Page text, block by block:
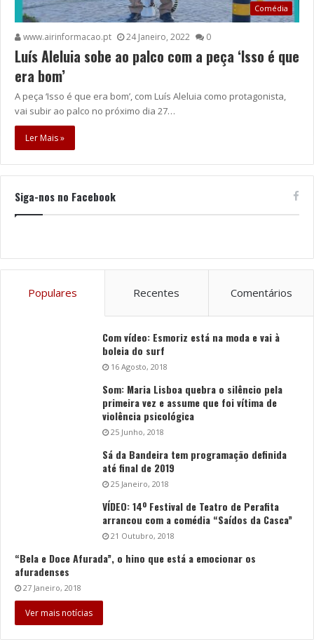
Comédia
www.airinformacao.pt 24 Janeiro, 2022 0
Luís Aleluia sobe ao palco com a peça ‘Isso é que
era bom’
A peça ‘Isso é que era bom’, com Luís Aleluia como protagonista,
vai subir ao palco no próximo dia 27…
Ler Mais »
Siga-nos no Facebook
Populares Recentes Comentários
Com vídeo: Esmoriz está na moda e vai à
boleia do surf
16 Agosto, 2018
Som: Maria Lisboa quebra o silêncio pela
primeira vez e assume que foi vítima de
violência psicológica
25 Junho, 2018
Sá da Bandeira tem programação definida
até final de 2019
25 Janeiro, 2018
VÍDEO: 14º Festival de Teatro de Perafita
arrancou com a comédia “Saídos da Casca”
21 Outubro, 2018
“Bela e Doce Afurada”, o hino que está a emocionar os
afuradenses
27 Janeiro, 2018
Ver mais notícias